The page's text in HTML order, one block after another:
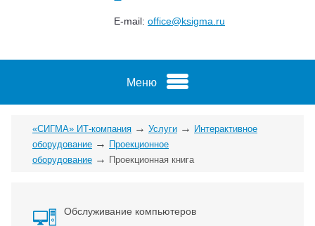
E-mail: office@ksigma.ru
Меню
«СИГМА» ИТ-компания → Услуги → Интерактивное
оборудование → Проекционное
оборудование → Проекционная книга
Обслуживание компьютеров